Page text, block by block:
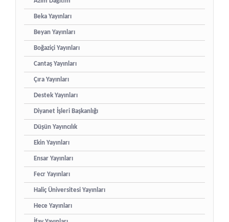
Beka Yayınları
Beyan Yayınları
Boğaziçi Yayınları
Cantaş Yayınları
Çıra Yayınları
Destek Yayınları
Diyanet İşleri Başkanlığı
Düşün Yayıncılık
Ekin Yayınları
Ensar Yayınları
Fecr Yayınları
Haliç Üniversitesi Yayınları
Hece Yayınları